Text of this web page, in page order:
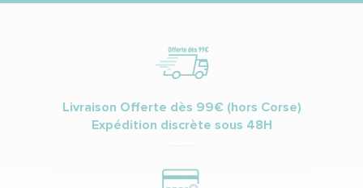
Livraison Offerte dès 99€ (hors Corse)
Expédition discrète sous 48H